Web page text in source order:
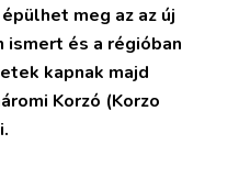
meg az az új
ismert és a régióban
kapnak majd
Korzó (Korzo